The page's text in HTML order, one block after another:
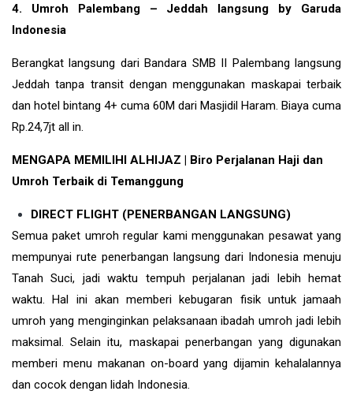
4. Umroh Palembang – Jeddah langsung by Garuda
Indonesia
Berangkat langsung dari Bandara SMB II Palembang langsung
Jeddah tanpa transit dengan menggunakan maskapai terbaik
dan hotel bintang 4+ cuma 60M dari Masjidil Haram. Biaya cuma
Rp.24,7jt all in.
MENGAPA MEMILIHI ALHIJAZ | Biro Perjalanan Haji dan
Umroh Terbaik di Temanggung
DIRECT FLIGHT (PENERBANGAN LANGSUNG)
Semua paket umroh regular kami menggunakan pesawat yang
mempunyai rute penerbangan langsung dari Indonesia menuju
Tanah Suci, jadi waktu tempuh perjalanan jadi lebih hemat
waktu. Hal ini akan memberi kebugaran fisik untuk jamaah
umroh yang menginginkan pelaksanaan ibadah umroh jadi lebih
maksimal. Selain itu, maskapai penerbangan yang digunakan
memberi menu makanan on-board yang dijamin kehalalannya
dan cocok dengan lidah Indonesia.